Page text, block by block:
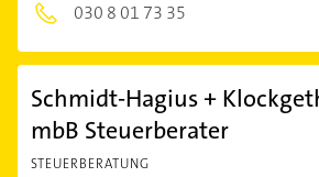
030 8 01 73 35
Schmidt-Hagius +
mbB Steuerberater
STEUERBERATUNG